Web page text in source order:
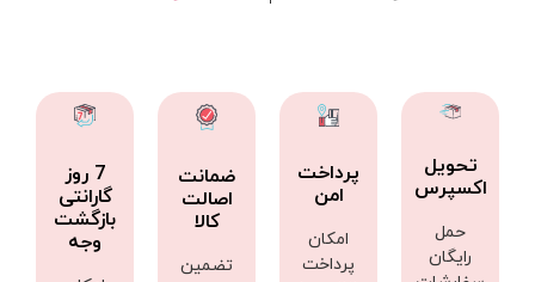
تحویل
اکسپرس
حمل
رایگان
پرداخت
امن
امکان
پرداخت
ضمانت
اصالت
کالا
تضمین
7 روز
گارانتی
بازگشت
وجه